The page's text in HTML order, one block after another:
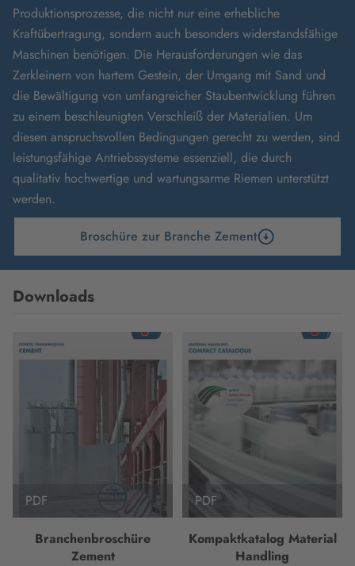
Produktionsprozesse, die nicht nur eine erhebliche
Kraftübertragung, sondern auch besonders widerstandsfähige
Maschinen benötigen. Die Herausforderungen wie das
Zerkleinern von hartem Gestein, der Umgang mit Sand und
die Bewältigung von umfangreicher Staubentwicklung führen
zu einem beschleunigten Verschleiß der Materialien. Um
diesen anspruchsvollen Bedingungen gerecht zu werden, sind
leistungsfähige Antriebssysteme essenziell, die durch
qualitativ hochwertige und wartungsarme Riemen unterstützt
werden.
Broschüre zur Branche Zement
Downloads
PDF
Branchenbroschüre
Zement
PDF
Kompaktkatalog Material
Handling